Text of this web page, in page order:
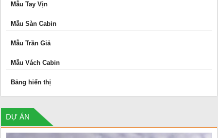
Mẫu Tay Vịn
Mẫu Sàn Cabin
Mẫu Trần Giả
Mẫu Vách Cabin
Bảng hiển thị
DỰ ÁN